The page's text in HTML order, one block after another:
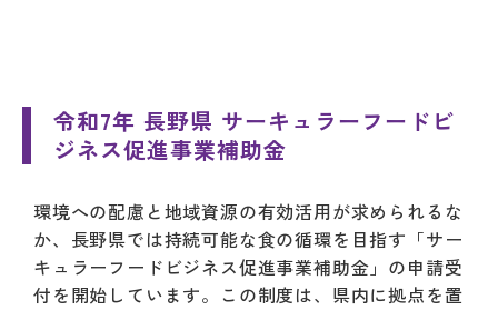
令和7年 長野県 サーキュラーフードビ
ジネス促進事業補助金
環境への配慮と地域資源の有効活用が求められるな
か、長野県では持続可能な食の循環を目指す「サー
キュラーフードビジネス促進事業補助金」の申請受
付を開始しています。この制度は、県内に拠点を置